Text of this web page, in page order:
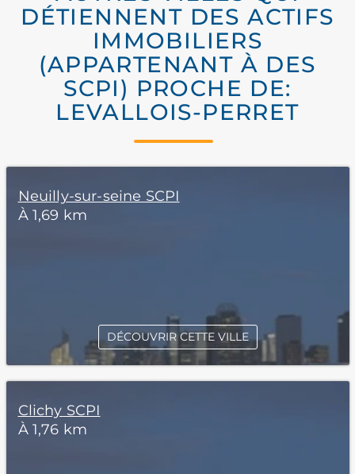
DÉTIENNENT DES ACTIFS
IMMOBILIERS
(APPARTENANT À DES
SCPI) PROCHE DE:
LEVALLOIS-PERRET
Neuilly-sur-seine SCPI
À 1,69 km
DÉCOUVRIR CETTE VILLE
Clichy SCPI
À 1,76 km